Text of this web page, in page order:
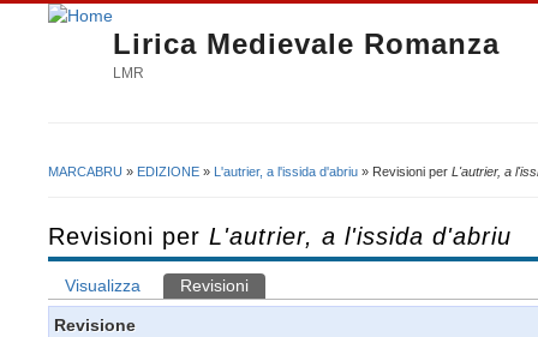
Lirica Medievale Romanza
LMR
MARCABRU » EDIZIONE » L'autrier, a l'issida d'abriu » Revisioni per L'autrier, a
Revisioni per L'autrier, a l'issida d'abriu
Schede primarie
Visualizza Revisioni
Revisione